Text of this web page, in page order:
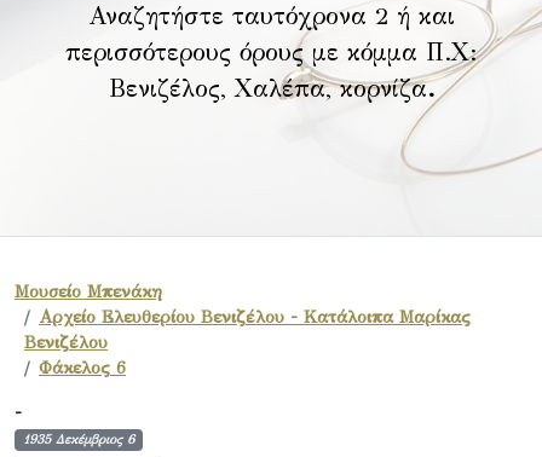
Αναζητήστε ταυτόχρονα 2 ή και
περισσότερους όρους με κόμμα Π.Χ:
Βενιζέλος, Χαλέπα, κορνίζα.
Μουσείο Μπενάκη
Αρχείο Ελευθερίου Βενιζέλου - Κατάλοιπα Μαρίκας
Βενιζέλου
Φάκελος 6
-
1935 Δεκέμβριος 6